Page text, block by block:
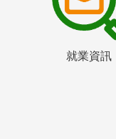
就業資訊